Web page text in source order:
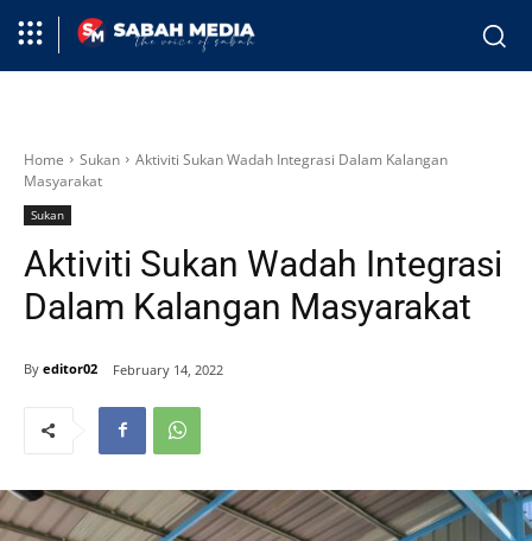
Home Sukan
Aktiviti Sukan Wadah Integrasi Dalam Kalangan
Masyarakat
Sukan
Aktiviti Sukan Wadah Integrasi
Dalam Kalangan Masyarakat
By editor02 February 14, 2022